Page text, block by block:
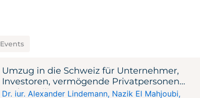
Events
Umzug in die Schweiz für Unternehmer,
Investoren, vermögende Privatpersonen
und Familien
Dr. iur. Alexander Lindemann, Nazik El Mahjoubi,